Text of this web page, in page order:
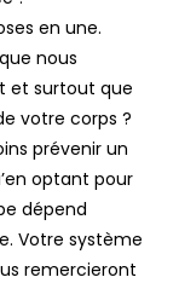
en une.
nous
et surtout que
votre corps ?
prévenir un
optant pour
dépend
Votre système
remercieront